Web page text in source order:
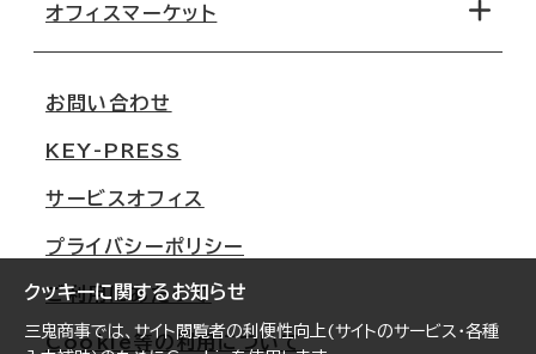
クッキーに関するお知らせ
三鬼商事では、サイト閲覧者の利便性向上(サイトのサービス・各種
移転コストシミュレーション
移転スケジュール
オフィス移転Q&A
オフィスマーケット
大阪
名古屋
札幌
仙台
横浜
お問い合わせ
KEY-PRESS
サービスオフィス
プライバシーポリシー
ご利用にあたって
Cookie等の利用について